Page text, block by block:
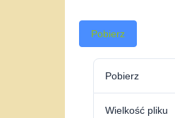
Pobierz
Pobierz
Wielkość pliku